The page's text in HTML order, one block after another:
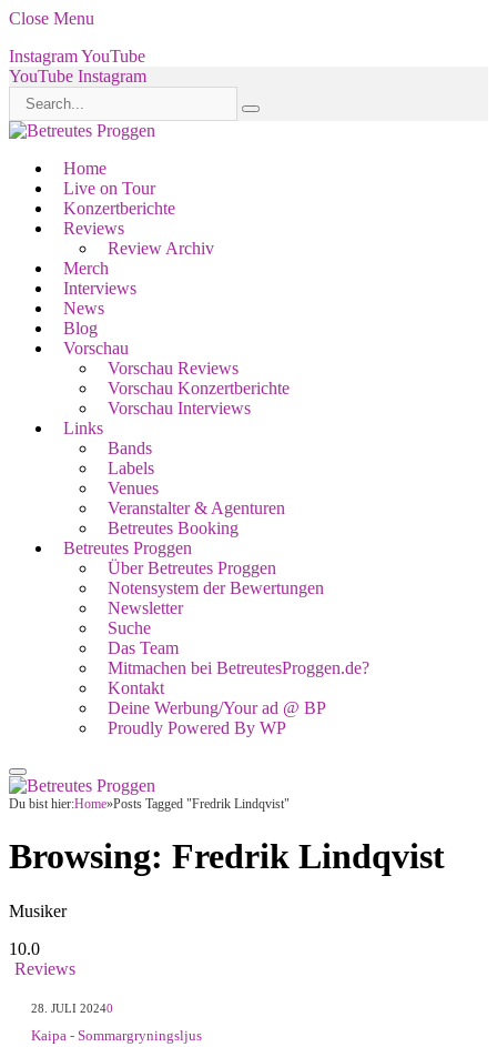
Close Menu
InstagramYouTube
YouTube Instagram
Home
Live on Tour
Konzertberichte
Reviews
Review Archiv
Merch
Interviews
News
Blog
Vorschau
Vorschau Reviews
Vorschau Konzertberichte
Vorschau Interviews
Links
Bands
Labels
Venues
Veranstalter & Agenturen
Betreutes Booking
Betreutes Proggen
Über Betreutes Proggen
Notensystem der Bewertungen
Newsletter
Suche
Das Team
Mitmachen bei BetreutesProggen.de?
Kontakt
Deine Werbung/Your ad @ BP
Proudly Powered By WP
Du bist hier:Home»Posts Tagged "Fredrik Lindqvist"
Browsing: Fredrik Lindqvist
Musiker
10.0
Reviews
28. JULI 20240
Kaipa - Sommargryningsljus